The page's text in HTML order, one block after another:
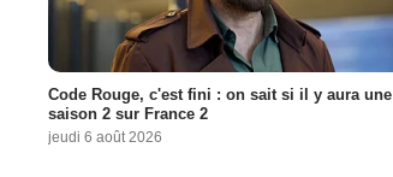
Code Rouge, c'est fini : on sait si il y aura une
saison 2 sur France 2
jeudi 6 août 2026